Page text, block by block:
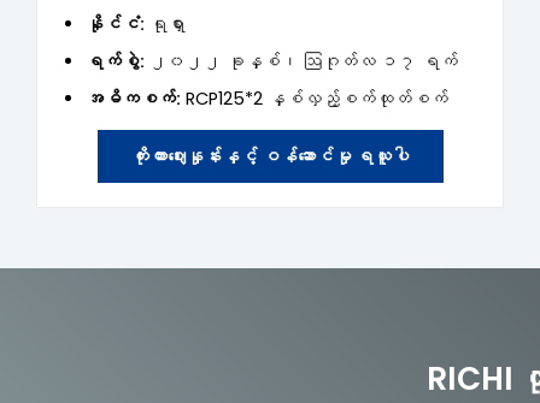
နိုင်ငံ: ရုရှား
ရက်စွဲ: ၂၀၂၂ ခုနှစ်၊ ဩဂုတ်လ ၁၇ ရက်
အဓိကစက်: RCP125*2 နှစ်လှည့်စက်ထုတ်စက်
ကိုးကားဈေးနှုန်းနှင့် ဝန်ဆောင်မှု ရယူပါ